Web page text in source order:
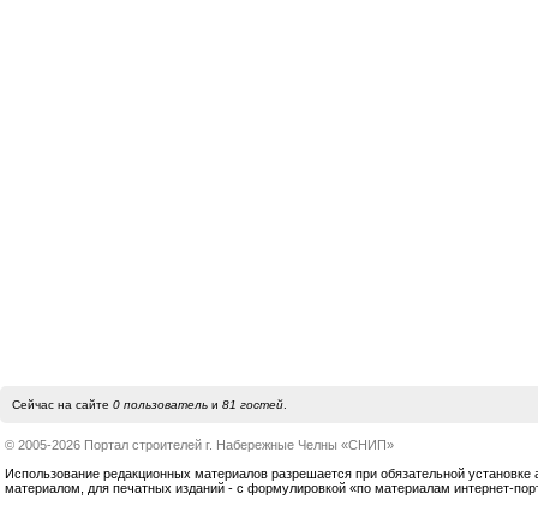
Сейчас на сайте 0 пользовательи 81 гостей.
© 2005-2026 Портал строителей г. Набережные Челны «СНИП»
Использование редакционных материалов разрешается при обязательной установке
материалом, для печатных изданий - с формулировкой «по материалам интернет-